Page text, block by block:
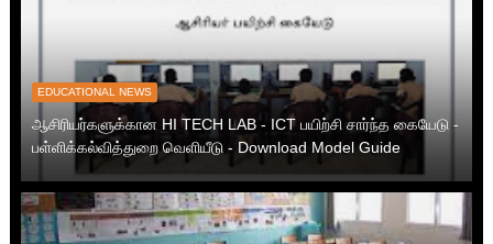
EDUCATIONAL NEWS
ஆசிரியர்களுக்கான HI TECH LAB - ICT பயிற்சி சார்ந்த கையேடு -
பள்ளிக்கல்வித்துறை வெளியீடு - Download Model Guide